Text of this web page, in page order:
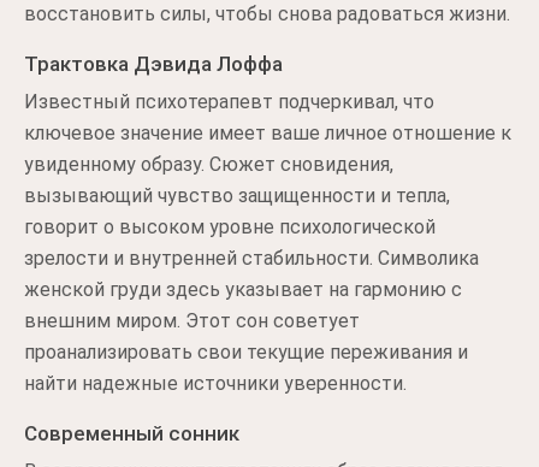
восстановить силы, чтобы снова радоваться жизни.
Трактовка Дэвида Лоффа
Известный психотерапевт подчеркивал, что
ключевое значение имеет ваше личное отношение к
увиденному образу. Сюжет сновидения,
вызывающий чувство защищенности и тепла,
говорит о высоком уровне психологической
зрелости и внутренней стабильности. Символика
женской груди здесь указывает на гармонию с
внешним миром. Этот сон советует
проанализировать свои текущие переживания и
найти надежные источники уверенности.
Современный сонник